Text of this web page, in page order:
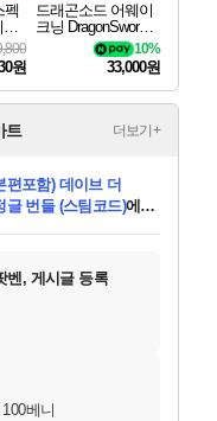
펙
브
P
원
드래곤소드 어웨이
크닝 DragonSword A
10%
33,000원
트 더보기+
..
께서마피아
션 (스팀코드)에
....
드) 를 교환.
.
벤, 게시글 등록
100베니